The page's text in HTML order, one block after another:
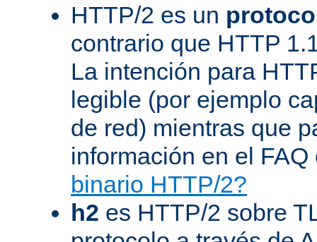
HTTP/2 es un
contrario que HTTP
La intención para
legible (por ejemplo
de red) mientras que
información en el
binario HTTP/2?
h2 es HTTP/2 sobre